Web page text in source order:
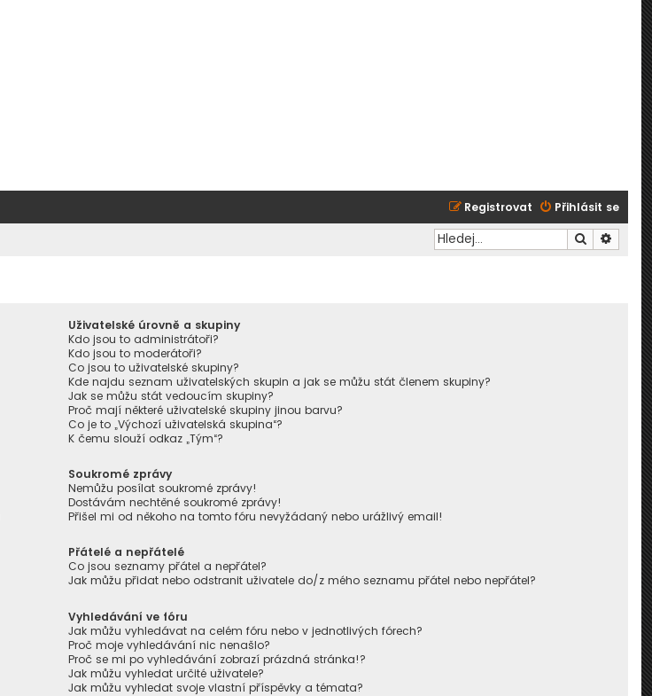
Přihlásit se
Registrovat
Hledat
Uživatelské úrovně a skupiny
Kdo jsou to administrátoři?
Kdo jsou to moderátoři?
Co jsou to uživatelské skupiny?
Kde najdu seznam uživatelských skupin a jak se můžu stát členem skupiny?
Jak se můžu stát vedoucím skupiny?
Proč mají některé uživatelské skupiny jinou barvu?
Co je to „Výchozí uživatelská skupina“?
K čemu slouží odkaz „Tým“?
Soukromé zprávy
Nemůžu posílat soukromé zprávy!
Dostávám nechtěné soukromé zprávy!
Přišel mi od někoho na tomto fóru nevyžádaný nebo urážlivý email!
Přátelé a nepřátelé
Co jsou seznamy přátel a nepřátel?
Jak můžu přidat nebo odstranit uživatele do/z mého seznamu přátel nebo nepřátel?
Vyhledávání ve fóru
Jak můžu vyhledávat na celém fóru nebo v jednotlivých fórech?
Proč moje vyhledávání nic nenašlo?
Proč se mi po vyhledávání zobrazí prázdná stránka!?
Jak můžu vyhledat určité uživatele?
Jak můžu vyhledat svoje vlastní příspěvky a témata?